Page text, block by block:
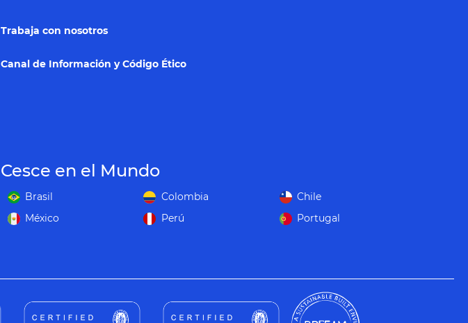
Trabaja con nosotros
Canal de Información y Código Ético
Cesce en el Mundo
Brasil Colombia
Chile
México
Perú Portugal